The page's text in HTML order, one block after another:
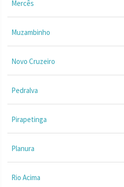
Mercês
Muzambinho
Novo Cruzeiro
Pedralva
Pirapetinga
Planura
Rio Acima